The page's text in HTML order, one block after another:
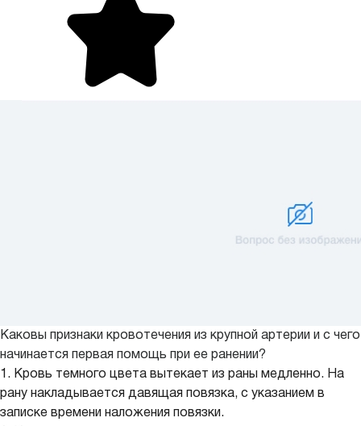
Каковы признаки кровотечения из крупной артерии и с чего
начинается первая помощь при ее ранении?
1. Кровь темного цвета вытекает из раны медленно. На
рану накладывается давящая повязка, с указанием в
записке времени наложения повязки.